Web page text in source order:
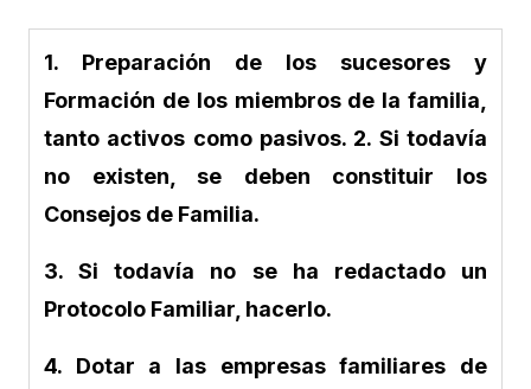
1.
Preparación de los sucesores y
Formación de los miembros de la familia,
tanto activos como pasivos. 2. Si todavía
no existen, se deben constituir los
Consejos de Familia.
3.
Si todavía no se ha redactado un
Protocolo Familiar, hacerlo.
4.
Dotar a las empresas familiares de